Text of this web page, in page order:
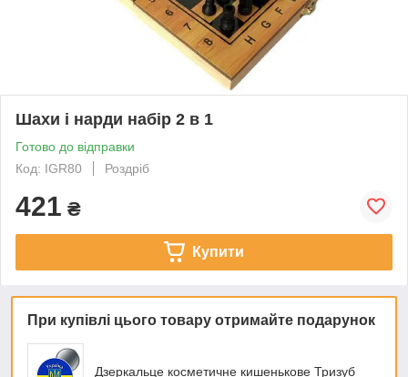
Шахи і нарди набір 2 в 1
Готово до відправки
Код: IGR80
Роздріб
421 ₴
Купити
При купівлі цього товару отримайте подарунок
Дзеркальце косметичне кишенькове Тризуб